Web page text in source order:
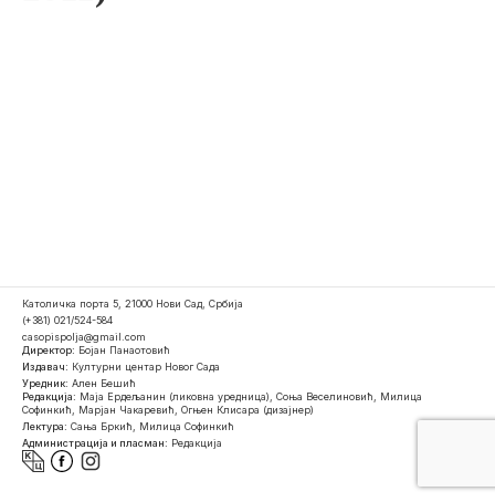
Католичка порта 5, 21000 Нови Сад, Србија
(+381) 021/524-584
casopispolja@gmail.com
Директор: Бојан Панаотовић
Издавач: Културни центар Новог Сада
Уредник: Ален Бешић
Редакција: Маја Ердељанин (ликовна уредница), Соња Веселиновић, Милица
Софинкић, Марјан Чакаревић, Огњен Клисара (дизајнер)
Лектура: Сања Бркић, Милица Софинкић
Администрација и пласман: Редакција